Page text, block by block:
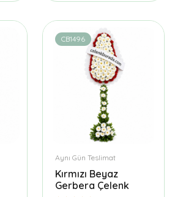
CB1496
Aynı Gün Teslimat
Kırmızı Beyaz
Gerbera Çelenk